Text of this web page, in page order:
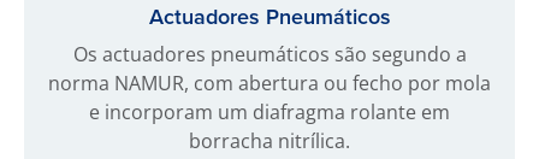
Actuadores Pneumáticos
Os actuadores pneumáticos são segundo a
norma NAMUR, com abertura ou fecho por mola
e incorporam um diafragma rolante em
borracha nitrílica.